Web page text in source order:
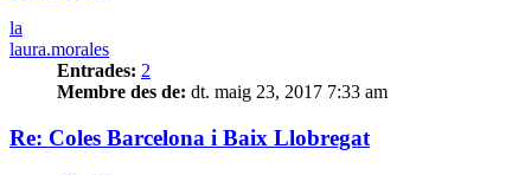
la
laura.morales
Entrades: 2
Membre des de: dt. maig 23, 2017 7:33 am
Re: Coles Barcelona i Baix Llobregat